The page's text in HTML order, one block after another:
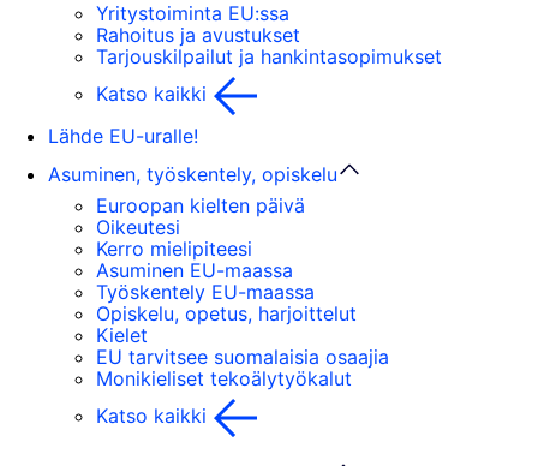
Yritystoiminta EU:ssa
Rahoitus ja avustukset
Tarjouskilpailut ja hankintasopimukset
Katso kaikki
Lähde EU-uralle!
Asuminen, työskentely, opiskelu
Euroopan kielten päivä
Oikeutesi
Kerro mielipiteesi
Asuminen EU-maassa
Työskentely EU-maassa
Opiskelu, opetus, harjoittelut
Kielet
EU tarvitsee suomalaisia osaajia
Monikieliset tekoälytyökalut
Katso kaikki